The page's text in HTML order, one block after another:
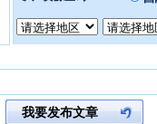
我要发布文章